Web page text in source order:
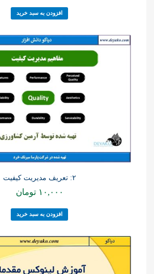
افزودن به سبد خرید
۲: تعریف مدیریت کیفیت
۱۰,۰۰۰ تومان
افزودن به سبد خرید